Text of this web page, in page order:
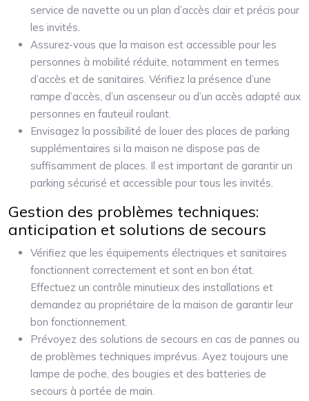
service de navette ou un plan d’accès clair et précis pour
les invités.
Assurez-vous que la maison est accessible pour les
personnes à mobilité réduite, notamment en termes
d’accès et de sanitaires. Vérifiez la présence d’une
rampe d’accès, d’un ascenseur ou d’un accès adapté aux
personnes en fauteuil roulant.
Envisagez la possibilité de louer des places de parking
supplémentaires si la maison ne dispose pas de
suffisamment de places. Il est important de garantir un
parking sécurisé et accessible pour tous les invités.
Gestion des problèmes techniques:
anticipation et solutions de secours
Vérifiez que les équipements électriques et sanitaires
fonctionnent correctement et sont en bon état.
Effectuez un contrôle minutieux des installations et
demandez au propriétaire de la maison de garantir leur
bon fonctionnement.
Prévoyez des solutions de secours en cas de pannes ou
de problèmes techniques imprévus. Ayez toujours une
lampe de poche, des bougies et des batteries de
secours à portée de main.